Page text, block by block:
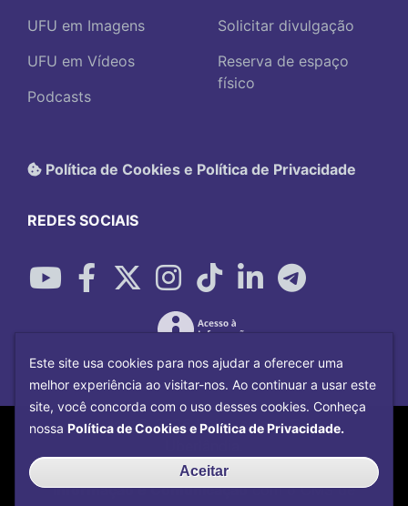
UFU em Imagens
UFU em Vídeos
Podcasts
Solicitar divulgação
Reserva de espaço
físico
Política de Cookies e Política de Privacidade
REDES SOCIAIS
Copyright©2026Universidade Federal
Centro de Tecnologia da
Informação e Comunicaçãocom o CMS de
Este site usa cookies para nos ajudar a oferecer uma
melhor experiência ao visitar-nos. Ao continuar a usar este
site, você concorda com o uso desses cookies. Conheça
nossa Política de Cookies e Política de Privacidade.
Aceitar